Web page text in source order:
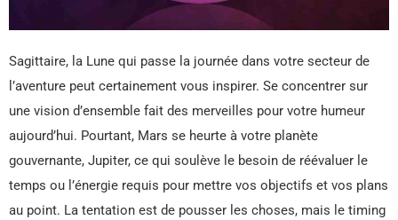
Sagittaire, la Lune qui passe la journée dans votre secteur de
l’aventure peut certainement vous inspirer. Se concentrer sur
une vision d’ensemble fait des merveilles pour votre humeur
aujourd’hui. Pourtant, Mars se heurte à votre planète
gouvernante, Jupiter, ce qui soulève le besoin de réévaluer le
temps ou l’énergie requis pour mettre vos objectifs et vos plans
au point. La tentation est de pousser les choses, mais le timing